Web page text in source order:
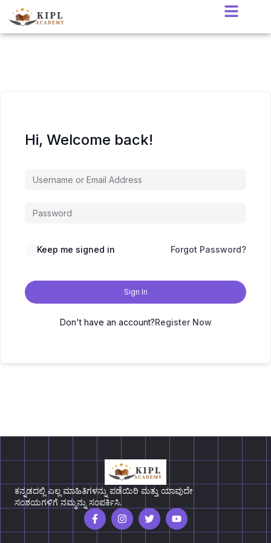
Hi, Welcome back!
Keep me signed in Forgot Password?
Sign In
Don't have an account?Register Now
ಕನ್ನಡದಲ್ಲಿ ಎಲ್ಲ ಮಾಹಿತಿಗಳನ್ನು ಪಡೆಯಿರಿ ಮತ್ತು ಯಾವುದೇ
ಸಂಶಯಗಳಿಗೆ ನಮ್ಮನ್ನು ಸಂಪರ್ಕಿಸಿ.